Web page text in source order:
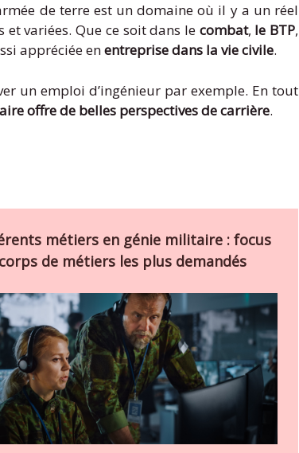
de terre est un domaine où il y a un réel
variées. Que ce soit dans le combat, le BTP,
appréciée enentreprise dans la vie civile.
un emploi d’ingénieur par exemple. En tout
offre de belles perspectives de carrière.
métiers en génie militaire : focus
de métiers les plus demandés